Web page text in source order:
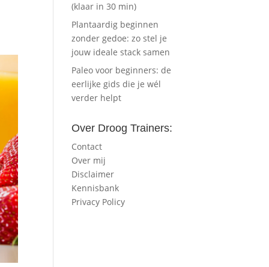
(klaar in 30 min)
Plantaardig beginnen
zonder gedoe: zo stel je
jouw ideale stack samen
Paleo voor beginners: de
eerlijke gids die je wél
verder helpt
Over Droog Trainers:
Contact
Over mij
Disclaimer
Kennisbank
Privacy Policy